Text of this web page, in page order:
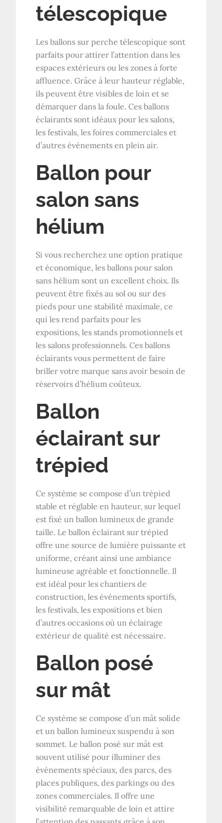
télescopique
Les ballons sur perche télescopique sont
parfaits pour attirer l’attention dans les
espaces extérieurs ou les zones à forte
affluence. Grâce à leur hauteur réglable,
ils peuvent être visibles de loin et se
démarquer dans la foule. Ces ballons
éclairants sont idéaux pour les salons,
les festivals, les foires commerciales et
d’autres événements en plein air.
Ballon pour
salon sans
hélium
Si vous recherchez une option pratique
et économique, les ballons pour salon
sans hélium sont un excellent choix. Ils
peuvent être fixés au sol ou sur des
pieds pour une stabilité maximale, ce
qui les rend parfaits pour les
expositions, les stands promotionnels et
les salons professionnels. Ces ballons
éclairants vous permettent de faire
briller votre marque sans avoir besoin de
réservoirs d’hélium coûteux.
Ballon
éclairant sur
trépied
Ce système se compose d’un trépied
stable et réglable en hauteur, sur lequel
est fixé un ballon lumineux de grande
taille. Le ballon éclairant sur trépied
offre une source de lumière puissante et
uniforme, créant ainsi une ambiance
lumineuse agréable et fonctionnelle. Il
est idéal pour les chantiers de
construction, les événements sportifs,
les festivals, les expositions et bien
d’autres occasions où un éclairage
extérieur de qualité est nécessaire.
Ballon posé
sur mât
Ce système se compose d’un mât solide
et un ballon lumineux suspendu à son
sommet. Le ballon posé sur mât est
souvent utilisé pour illuminer des
événements spéciaux, des parcs, des
places publiques, des parkings ou des
zones commerciales. Il offre une
visibilité remarquable de loin et attire